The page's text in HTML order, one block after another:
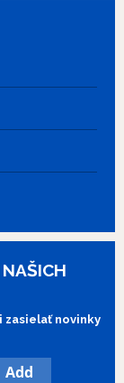
zasielať novinky